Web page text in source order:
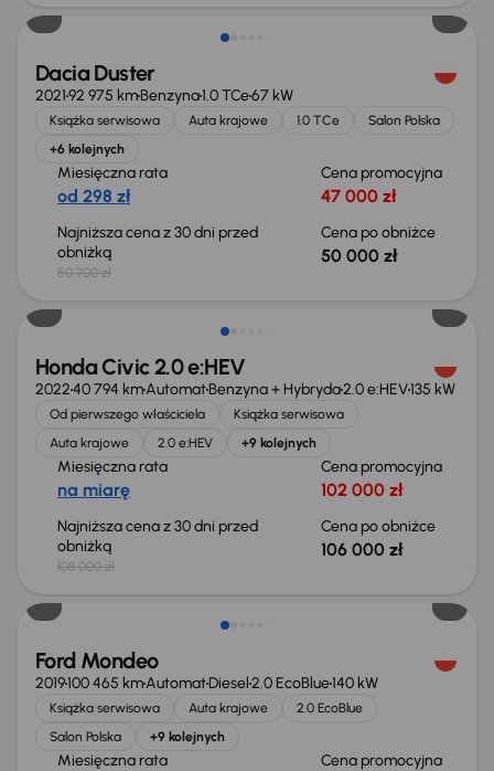
Dacia Duster
202192 975 kmBenzyna1.0 TCe67 kW
Książka serwisowa Auta krajowe 1.0 TCe
Salon Polska
+6 kolejnych
Miesięczna rata
od 298 zł
Cena promocyjna
47 000 zł
Najniższa cena z 30 dni przed
obniżką
50 700 zł
Cena po obniżce
50 000 zł
Taniej o 2 000 zł
Honda Civic 2.0 e:HEV
202240 794 kmAutomatBenzyna + Hybryda2.0 e:HEV135 kW
Od pierwszego właściciela
Książka serwisowa
Auta krajowe
2.0 e:HEV +9 kolejnych
Miesięczna rata
na miarę
Cena promocyjna
102 000 zł
Najniższa cena z 30 dni przed
obniżką
108 000 zł
Cena po obniżce
106 000 zł
Ford Mondeo
2019100 465 kmAutomatDiesel2.0 EcoBlue140 kW
Książka serwisowa Auta krajowe
2.0 EcoBlue
Salon Polska
+9 kolejnych
Miesięczna rata Cena promocyjna